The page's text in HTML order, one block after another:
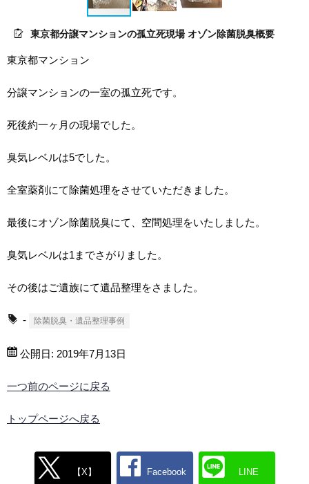
東京都分譲マンションの孤立死現場 オゾン除菌脱臭概要
東京都マンション
分譲マンションの一室の孤立死です。
死後約一ヶ月の現場でした。
臭気レベルは5でした。
全室薬剤にて除菌処理をさせていただきました。
最後にオゾン除菌脱臭にて、空間処理をいたしました。
臭気レベルは1までさがりました。
その後はご遺族にて遺品整理をさました。
- 除菌脱臭・遺品整理事例
公開日: 2019年7月13日
一つ前のページに戻る
トップページへ戻る
【X】 Facebook LINE